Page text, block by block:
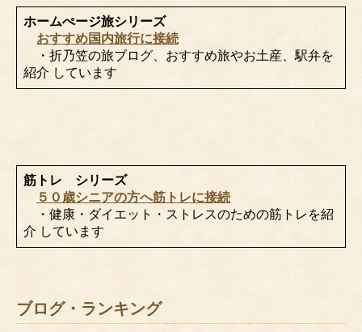
ホームぺージ旅シリーズ
おすすめ国内旅行に接続
・折乃笠の旅ブログ、おすすめ旅やお土産、駅弁を
紹介 しています
筋トレ シリーズ
５０歳シニアの方へ筋トレに接続
・健康・ダイエット・ストレスのための筋トレを紹
介 しています
ブログ・ランキング